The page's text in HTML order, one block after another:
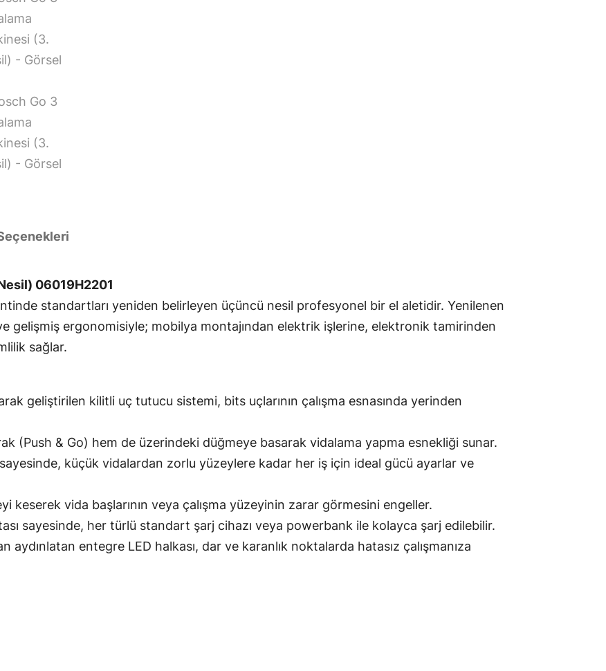
06019H2201
standartları yeniden belirleyen üçüncü nesil profesyonel bir el aletidir. Yenilenen
gelişmiş ergonomisiyle; mobilya montajından elektrik işlerine, elektronik tamirinden
sağlar.
geliştirilen kilitli uç tutucu sistemi, bits uçlarının çalışma esnasında yerinden
(Push & Go) hem de üzerindeki düğmeye basarak vidalama yapma esnekliği sunar.
küçük vidalardan zorlu yüzeylere kadar her iş için ideal gücü ayarlar ve
keserek vida başlarının veya çalışma yüzeyinin zarar görmesini engeller.
sayesinde, her türlü standart şarj cihazı veya powerbank ile kolayca şarj edilebilir.
aydınlatan entegre LED halkası, dar ve karanlık noktalarda hatasız çalışmanıza